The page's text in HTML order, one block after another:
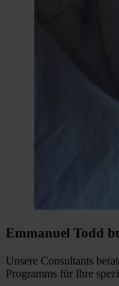
Emmanuel Todd
Unsere Consultants
Programms für Ihre